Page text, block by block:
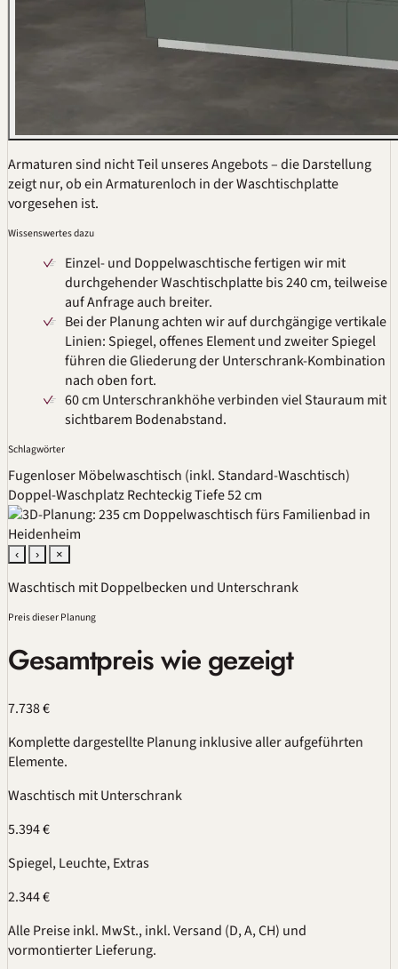
Armaturen sind nicht Teil unseres Angebots – die Darstellung
zeigt nur, ob ein Armaturenloch in der Waschtischplatte
vorgesehen ist.
Wissenswertes dazu
Einzel- und Doppelwaschtische fertigen wir mit
durchgehender Waschtischplatte bis 240 cm, teilweise
auf Anfrage auch breiter.
Bei der Planung achten wir auf durchgängige vertikale
Linien: Spiegel, offenes Element und zweiter Spiegel
führen die Gliederung der Unterschrank-Kombination
nach oben fort.
60 cm Unterschrankhöhe verbinden viel Stauraum mit
sichtbarem Bodenabstand.
Schlagwörter
Fugenloser Möbelwaschtisch (inkl. Standard-Waschtisch)
Doppel-WaschplatzRechteckigTiefe 52 cm
‹ › ×
Waschtisch mit Doppelbecken und Unterschrank
Preis dieser Planung
Gesamtpreis wie gezeigt
7.738 €
Komplette dargestellte Planung inklusive aller aufgeführten
Elemente.
Waschtisch mit Unterschrank
5.394 €
Spiegel, Leuchte, Extras
2.344 €
Alle Preise inkl. MwSt., inkl. Versand (D, A, CH) und
vormontierter Lieferung.